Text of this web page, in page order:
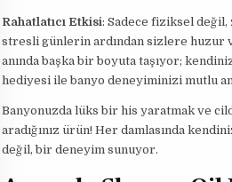
Rahatlatıcı Etkisi: Sadece fiziksel değil,
stresli günlerin ardından sizlere huzur
anında başka bir boyuta taşıyor;
hediyesi ile banyo deneyiminizi mutlu
Banyonuzda lüks bir his yaratmak ve
aradığınız ürün! Her damlasında
değil, bir deneyim sunuyor.